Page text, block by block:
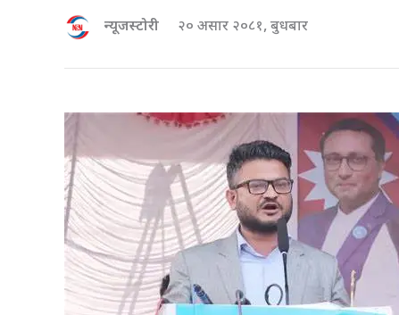
न्यूजस्टोरी २० असार २०८१, बुधबार